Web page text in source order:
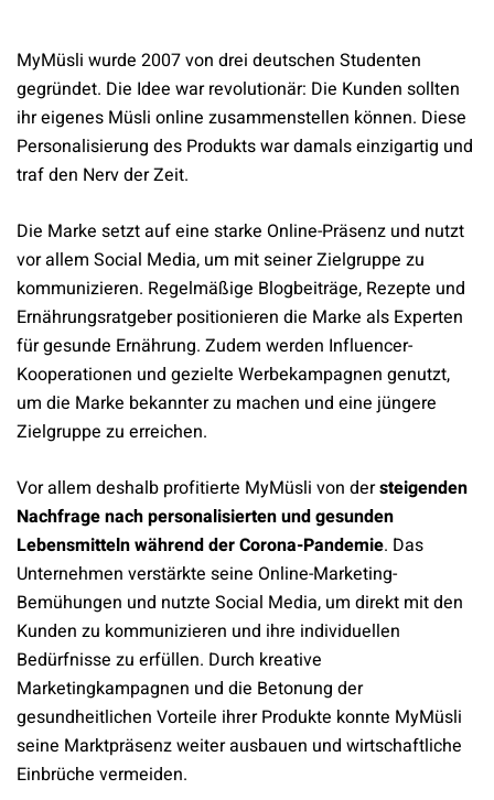
MyMüsli wurde 2007 von drei deutschen Studenten
gegründet. Die Idee war revolutionär: Die Kunden sollten
ihr eigenes Müsli online zusammenstellen können. Diese
Personalisierung des Produkts war damals einzigartig und
traf den Nerv der Zeit.
Die Marke setzt auf eine starke Online-Präsenz und nutzt
vor allem Social Media, um mit seiner Zielgruppe zu
kommunizieren. Regelmäßige Blogbeiträge, Rezepte und
Ernährungsratgeber positionieren die Marke als Experten
für gesunde Ernährung. Zudem werden Influencer-
Kooperationen und gezielte Werbekampagnen genutzt,
um die Marke bekannter zu machen und eine jüngere
Zielgruppe zu erreichen.
Vor allem deshalb profitierte MyMüsli von dersteigenden
Nachfrage nach personalisierten und gesunden
Lebensmitteln während der Corona-Pandemie. Das
Unternehmen verstärkte seine Online-Marketing-
Bemühungen und nutzte Social Media, um direkt mit den
Kunden zu kommunizieren und ihre individuellen
Bedürfnisse zu erfüllen. Durch kreative
Marketingkampagnen und die Betonung der
gesundheitlichen Vorteile ihrer Produkte konnte MyMüsli
seine Marktpräsenz weiter ausbauen und wirtschaftliche
Einbrüche vermeiden.